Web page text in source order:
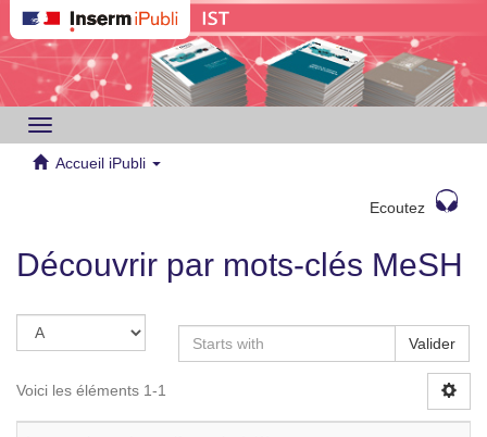
Toggle
navigation
Accueil iPubli
Ecoutez
Découvrir par mots-clés MeSH
Valider
Voici les éléments 1-1